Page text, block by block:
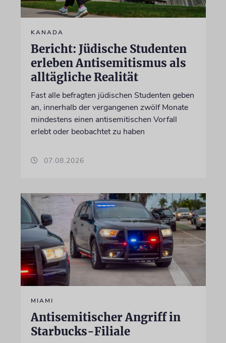
KANADA
Bericht: Jüdische Studenten
erleben Antisemitismus als
alltägliche Realität
Fast alle befragten jüdischen Studenten geben
an, innerhalb der vergangenen zwölf Monate
mindestens einen antisemitischen Vorfall
erlebt oder beobachtet zu haben
07.08.2026
MIAMI
Antisemitischer Angriff in
Starbucks-Filiale